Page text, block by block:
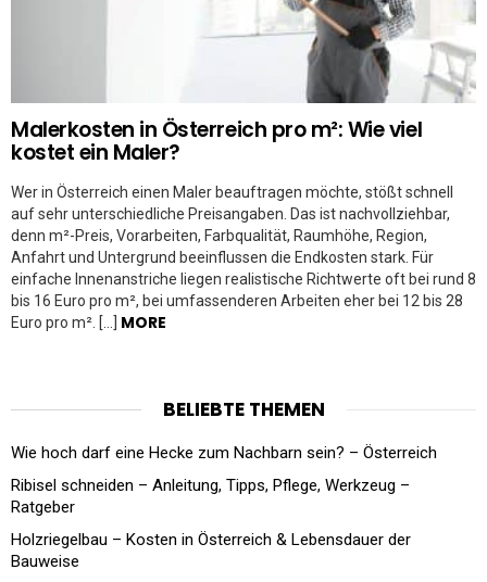
Malerkosten in Österreich pro m²: Wie viel
kostet ein Maler?
Wer in Österreich einen Maler beauftragen möchte, stößt schnell
auf sehr unterschiedliche Preisangaben. Das ist nachvollziehbar,
denn m²-Preis, Vorarbeiten, Farbqualität, Raumhöhe, Region,
Anfahrt und Untergrund beeinflussen die Endkosten stark. Für
einfache Innenanstriche liegen realistische Richtwerte oft bei rund 8
bis 16 Euro pro m², bei umfassenderen Arbeiten eher bei 12 bis 28
Euro pro m². […] MORE
BELIEBTE THEMEN
Wie hoch darf eine Hecke zum Nachbarn sein? – Österreich
Ribisel schneiden – Anleitung, Tipps, Pflege, Werkzeug –
Ratgeber
Holzriegelbau – Kosten in Österreich & Lebensdauer der
Bauweise